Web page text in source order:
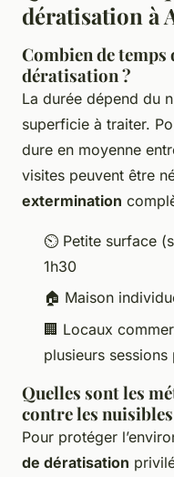
dératisation à
Combien de
dératisation ?
La durée dépend du
superficie à traiter.
dure en moyenne
visites peuvent être
extermination
⏲️ Petite surface
1h30
🏠 Maison
🏢 Locaux
plusieurs sessions
Quelles sont les
contre les
Pour protéger
de dératisation